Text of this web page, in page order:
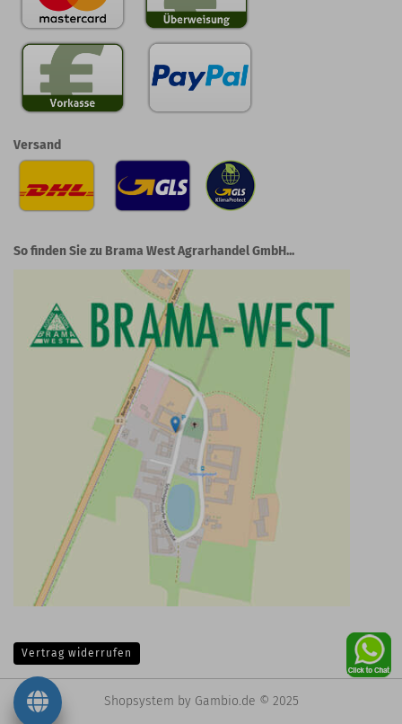
Versand
So finden Sie zu Brama West Agrarhandel GmbH...
Vertrag widerrufen
Shopsystem by Gambio.de © 2025